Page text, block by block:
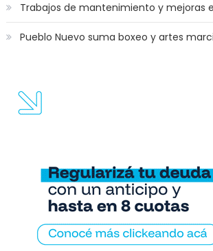
Trabajos de mantenimiento y mejoras
Pueblo Nuevo suma boxeo y artes